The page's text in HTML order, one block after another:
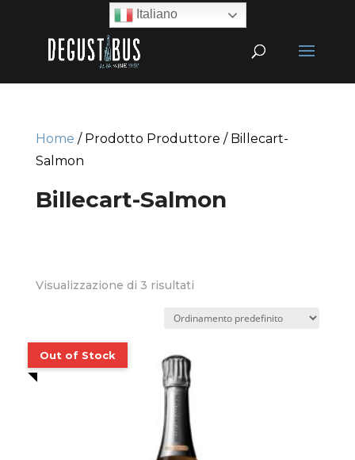
Home / Prodotto Produttore / Billecart-
Salmon
Billecart-Salmon
Visualizzazione di 3 risultati
Italiano